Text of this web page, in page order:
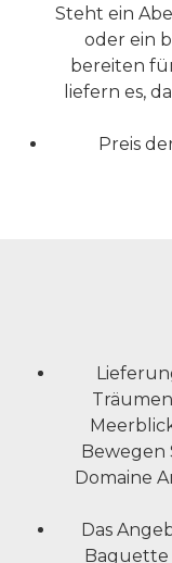
Steht ein
oder ein
bereiten
liefern es,
Preis
Bewegen
Domaine
Das
Baguette